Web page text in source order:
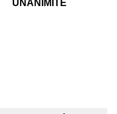
UNANIMITÉ